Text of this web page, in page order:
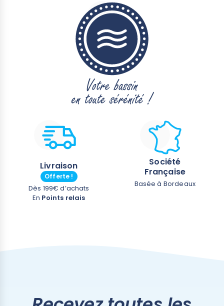
Livraison
Offerte !
Dès 199€ d’achats
En Points relais
Société
Française
Basée à Bordeaux